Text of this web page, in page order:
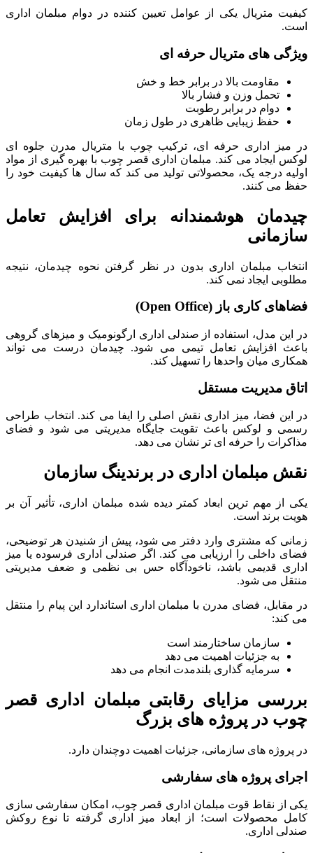
کیفیت متریال یکی از عوامل تعیین کننده در دوام مبلمان اداری
است.
ویژگی های متریال حرفه ای
مقاومت بالا در برابر خط و خش
تحمل وزن و فشار بالا
دوام در برابر رطوبت
حفظ زیبایی ظاهری در طول زمان
در میز اداری حرفه ای، ترکیب چوب با متریال مدرن جلوه ای
لوکس ایجاد می کند. مبلمان اداری قصر چوب با بهره گیری از مواد
اولیه درجه یک، محصولاتی تولید می کند که سال ها کیفیت خود را
حفظ می کنند.
چیدمان هوشمندانه برای افزایش تعامل
سازمانی
انتخاب مبلمان اداری بدون در نظر گرفتن نحوه چیدمان، نتیجه
مطلوبی ایجاد نمی کند.
فضاهای کاری باز (Open Office)
در این مدل، استفاده از صندلی اداری ارگونومیک و میزهای گروهی
باعث افزایش تعامل تیمی می شود. چیدمان درست می تواند
همکاری میان واحدها را تسهیل کند.
اتاق مدیریت مستقل
در این فضا، میز اداری نقش اصلی را ایفا می کند. انتخاب طراحی
رسمی و لوکس باعث تقویت جایگاه مدیریتی می شود و فضای
مذاکرات را حرفه ای تر نشان می دهد.
نقش مبلمان اداری در برندینگ سازمان
یکی از مهم ترین ابعاد کمتر دیده شده مبلمان اداری، تأثیر آن بر
هویت برند است.
زمانی که مشتری وارد دفتر می شود، پیش از شنیدن هر توضیحی،
فضای داخلی را ارزیابی می کند. اگر صندلی اداری فرسوده یا میز
اداری قدیمی باشد، ناخودآگاه حس بی نظمی و ضعف مدیریتی
منتقل می شود.
در مقابل، فضای مدرن با مبلمان اداری استاندارد این پیام را منتقل
می کند:
سازمان ساختارمند است
به جزئیات اهمیت می دهد
سرمایه گذاری بلندمدت انجام می دهد
بررسی مزایای رقابتی مبلمان اداری قصر
چوب در پروژه های بزرگ
در پروژه های سازمانی، جزئیات اهمیت دوچندان دارد.
اجرای پروژه های سفارشی
یکی از نقاط قوت مبلمان اداری قصر چوب، امکان سفارشی سازی
کامل محصولات است؛ از ابعاد میز اداری گرفته تا نوع روکش
صندلی اداری.